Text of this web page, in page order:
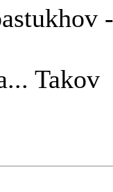
-
Takov